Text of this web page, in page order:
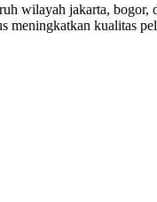
wilayah jakarta, bogor,
kualitas